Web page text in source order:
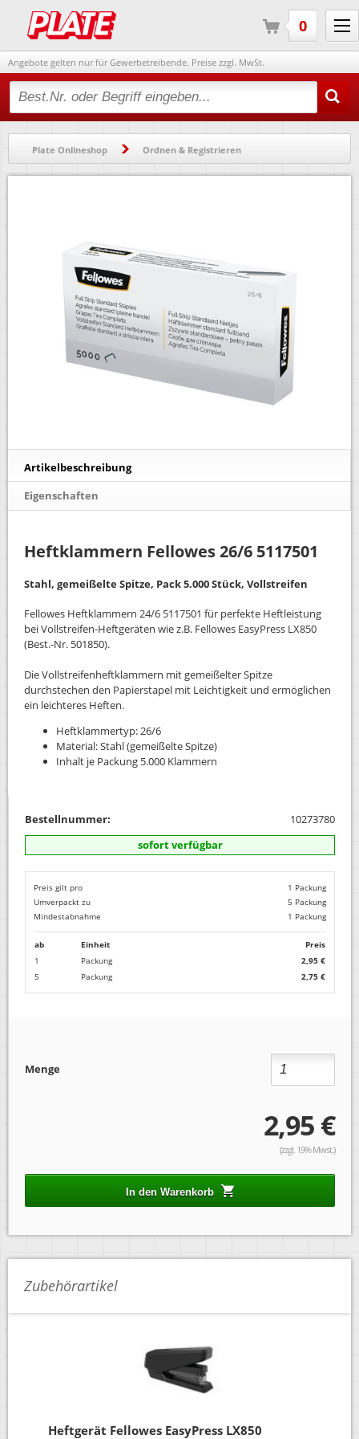
Angebote gelten nur für Gewerbetreibende. Preise zzgl. MwSt.
Type 2 or more characters for results.
Plate Onlineshop Ordnen & Registrieren
Artikelbeschreibung
Eigenschaften
Heftklammern Fellowes 26/6 5117501
Stahl, gemeißelte Spitze, Pack 5.000 Stück, Vollstreifen
Fellowes Heftklammern 24/6 5117501 für perfekte Heftleistung
bei Vollstreifen-Heftgeräten wie z.B. Fellowes EasyPress LX850
(Best.-Nr. 501850).
Die Vollstreifenheftklammern mit gemeißelter Spitze
durchstechen den Papierstapel mit Leichtigkeit und ermöglichen
ein leichteres Heften.
Heftklammertyp: 26/6
Material: Stahl (gemeißelte Spitze)
Inhalt je Packung 5.000 Klammern
Bestellnummer:
10273780
sofort verfügbar
Preis gilt pro
1 Packung
Umverpackt zu
5 Packung
Mindestabnahme
1 Packung
ab Einheit
Preis
1
Packung
2,95 €
5
Packung 2,75 €
Menge
2,95 €
(zzgl. 19% Mwst.)
In den Warenkorb
Zubehörartikel
Heftgerät Fellowes EasyPress LX850
0